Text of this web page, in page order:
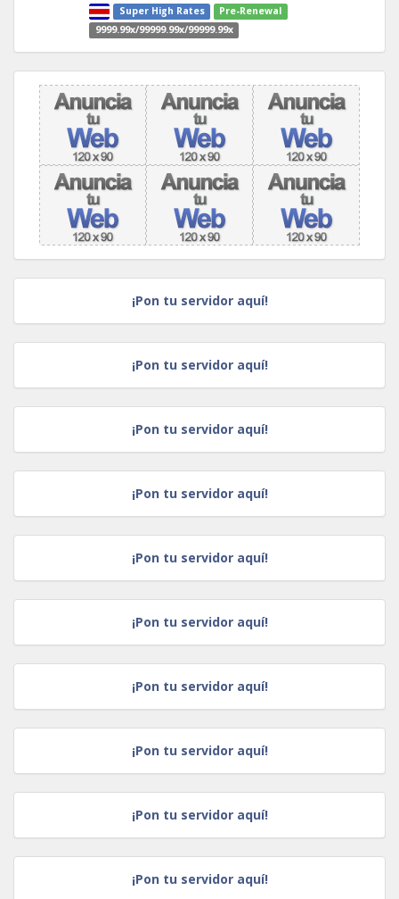
Super High Rates
Pre-Renewal
9999.99x/99999.99x/99999.99x
¡Pon tu servidor aquí!
¡Pon tu servidor aquí!
¡Pon tu servidor aquí!
¡Pon tu servidor aquí!
¡Pon tu servidor aquí!
¡Pon tu servidor aquí!
¡Pon tu servidor aquí!
¡Pon tu servidor aquí!
¡Pon tu servidor aquí!
¡Pon tu servidor aquí!